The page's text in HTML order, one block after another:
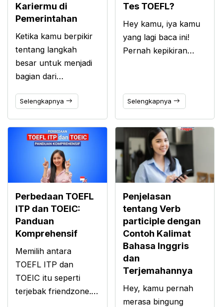
Kariermu di
Pemerintahan
Ketika kamu berpikir
tentang langkah
besar untuk menjadi
bagian dari…
Selengkapnya
Tes TOEFL?
Hey kamu, iya kamu
yang lagi baca ini!
Pernah kepikiran…
Selengkapnya
Perbedaan TOEFL
ITP dan TOEIC:
Panduan
Komprehensif
Memilih antara
TOEFL ITP dan
TOEIC itu seperti
terjebak friendzone.…
Penjelasan
tentang Verb
participle dengan
Contoh Kalimat
Bahasa Inggris
dan
Terjemahannya
Hey, kamu pernah
merasa bingung